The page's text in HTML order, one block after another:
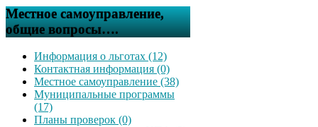
Местное самоуправление,
общие вопросы….
Информация о льготах (12)
Контактная информация (0)
Местное самоуправление (38)
Муниципальные программы
(17)
Планы проверок (0)